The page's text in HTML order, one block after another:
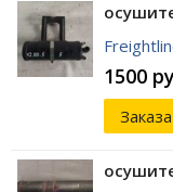
1500